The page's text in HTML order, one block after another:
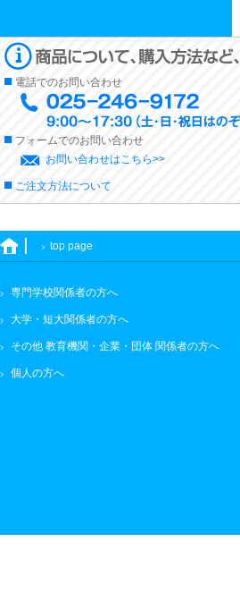
電話でのお問い合わせ
フォームでのお問い合わせ
お問い合わせはこちら>>
ご注文方法について
top page
専門学校関係者の方へ
大学・短大関係者の方へ
その他 教育機関・企業・団体 関係者の方へ
個人の方へ